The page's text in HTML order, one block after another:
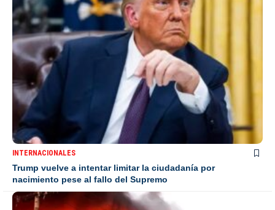
INTERNACIONALES
Trump vuelve a intentar limitar la ciudadanía por
nacimiento pese al fallo del Supremo